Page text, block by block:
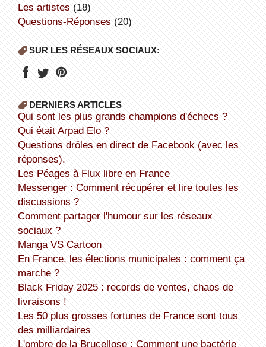
Les artistes (18)
Questions-Réponses (20)
SUR LES RÉSEAUX SOCIAUX:
DERNIERS ARTICLES
Qui sont les plus grands champions d'échecs ?
Qui était Arpad Elo ?
Questions drôles en direct de Facebook (avec les
réponses).
Les Péages à Flux libre en France
Messenger : Comment récupérer et lire toutes les
discussions ?
Comment partager l'humour sur les réseaux
sociaux ?
Manga VS Cartoon
En France, les élections municipales : comment ça
marche ?
Black Friday 2025 : records de ventes, chaos de
livraisons !
Les 50 plus grosses fortunes de France sont tous
des milliardaires
L'ombre de la Brucellose : Comment une bactérie